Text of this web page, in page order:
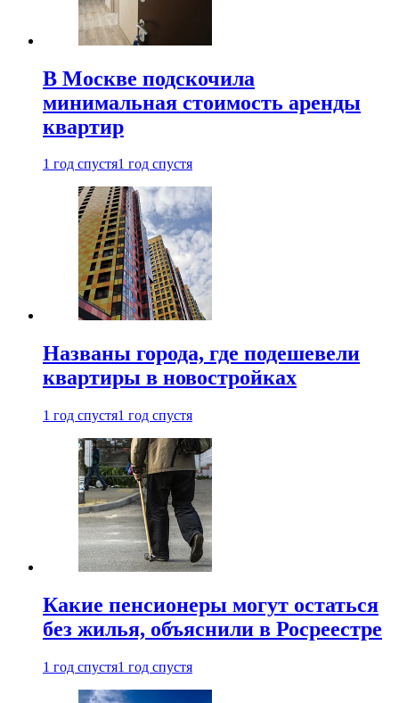
В Москве подскочила
минимальная стоимость аренды
квартир
1 год спустя1 год спустя
Названы города, где подешевели
квартиры в новостройках
1 год спустя1 год спустя
Какие пенсионеры могут остаться
без жилья, объяснили в Росреестре
1 год спустя1 год спустя